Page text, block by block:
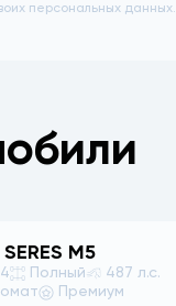
персональных данных.
M5
Полный
487 л.с.
Премиум